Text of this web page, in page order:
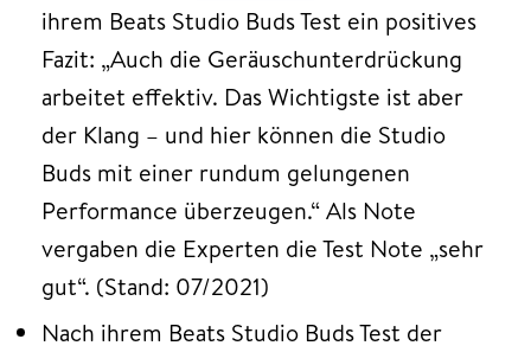
ihrem Beats Studio Buds Test ein positives
Fazit: „Auch die Geräuschunterdrückung
arbeitet effektiv. Das Wichtigste ist aber
der Klang – und hier können die Studio
Buds mit einer rundum gelungenen
Performance überzeugen.“ Als Note
vergaben die Experten die Test Note „sehr
gut“. (Stand: 07/2021)
Nach ihrem Beats Studio Buds Test der